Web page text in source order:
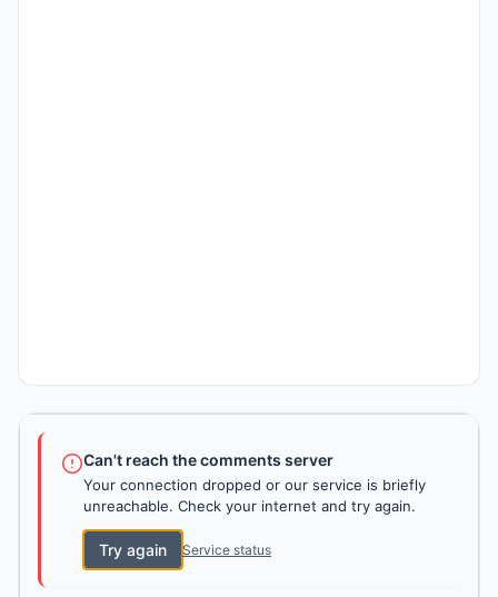
Can't reach the comments server
Your connection dropped or our service is briefly
unreachable. Check your internet and try again.
Try again Service status